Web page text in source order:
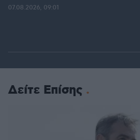
07.08.2026, 09:01
Δείτε Επίσης